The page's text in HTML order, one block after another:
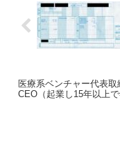
医療系ベンチャー代表取
CEO（起業し15年以上で